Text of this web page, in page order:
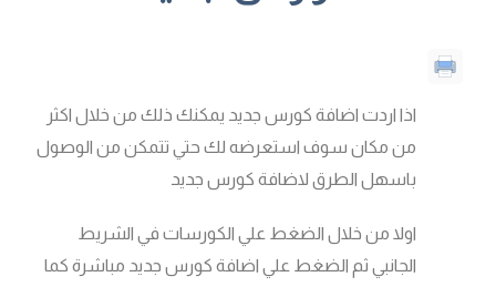
اذا اردت اضافة كورس جديد يمكنك ذلك من خلال اكثر
من مكان سوف استعرضه لك حتي تتمكن من الوصول
باسهل الطرق لاضافة كورس جديد
اولا من خلال الضغط علي الكورسات في الشريط
الجانبي ثم الضغط علي اضافة كورس جديد مباشرة كما